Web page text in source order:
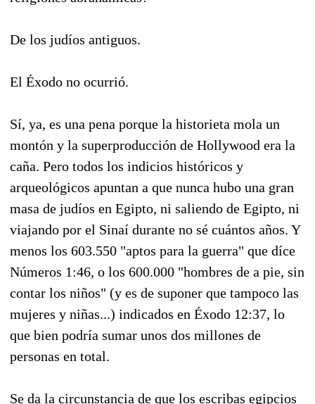
De los judíos antiguos.
El Éxodo no ocurrió.
Sí, ya, es una pena porque la historieta mola un
montón y la superproducción de Hollywood era la
caña. Pero todos los indicios históricos y
arqueológicos apuntan a que nunca hubo una gran
masa de judíos en Egipto, ni saliendo de Egipto, ni
viajando por el Sinaí durante no sé cuántos años. Y
menos los 603.550 "aptos para la guerra" que díce
Números 1:46, o los 600.000 "hombres de a pie, sin
contar los niños" (y es de suponer que tampoco las
mujeres y niñas...) indicados en Éxodo 12:37, lo
que bien podría sumar unos dos millones de
personas en total.
Se da la circunstancia de que los escribas egipcios